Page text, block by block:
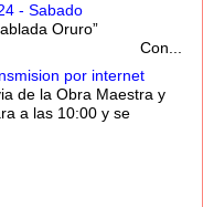
- Sabado
Oruro”
Incas” Con...
por internet
de la Obra Maestra y
a las 10:00 y se